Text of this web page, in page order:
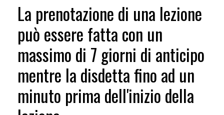
La prenotazione di una lezione
può essere fatta con un
massimo di 7 giorni di anticipo
mentre la disdetta fino ad un
minuto prima dell'inizio della